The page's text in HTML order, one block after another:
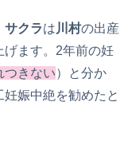
サクラは川村の出産
げます。2年前の妊
つきない）と分か
妊娠中絶を勧めたと